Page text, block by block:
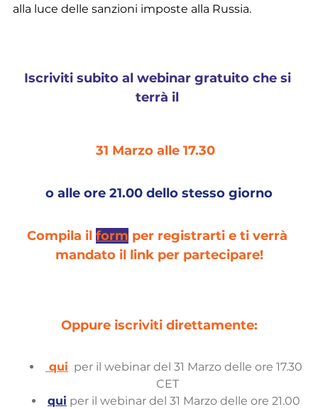
alla luce delle sanzioni imposte alla Russia.
Iscriviti subito al webinar gratuito che si
terrà il
31 Marzo alle 17.30
o alle ore 21.00 dello stesso giorno
Compila il form per registrarti e ti verrà
mandato il link per partecipare!
Oppure iscriviti direttamente:
qui
  per il webinar del 31 Marzo delle ore 17.30
CET
qui per il webinar del 31 Marzo delle ore 21.00